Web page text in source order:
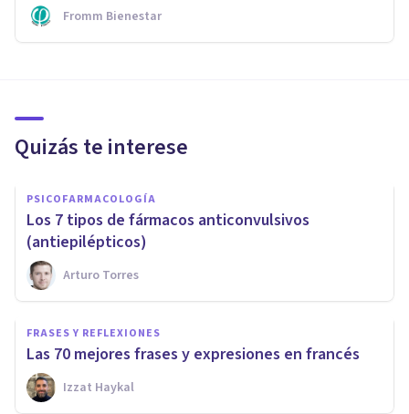
Fromm Bienestar
Quizás te interese
PSICOFARMACOLOGÍA
Los 7 tipos de fármacos anticonvulsivos
(antiepilépticos)
Arturo Torres
FRASES Y REFLEXIONES
​Las 70 mejores frases y expresiones en francés
Izzat Haykal